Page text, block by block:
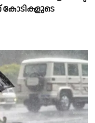
കോടികളുടെ